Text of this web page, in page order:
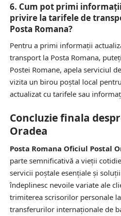
6. Cum pot primi
privire la tarifele de
Posta Romana?
Pentru a primi informații
transport la Posta Romana,
Postei Romane, apela serviciul
vizita un birou poștal local
actualizat cu tarifele sau
Concluzie finala
Oradea
Posta Romana Oficiul Postal
parte semnificativă a vieții
servicii poștale esențiale și
îndeplinesc nevoile variate ale
trimiterea scrisorilor personale
transferurilor internaționale de